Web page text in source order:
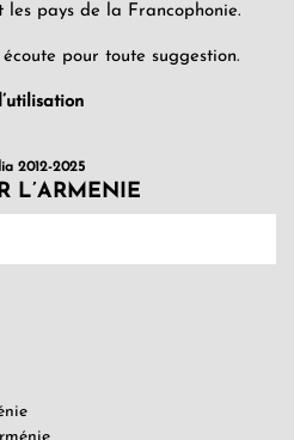
les pays de la Francophonie.
pour toute suggestion.
2012-2025
L’ARMENIE